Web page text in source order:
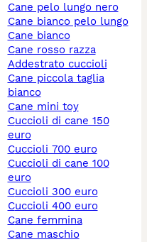
cane pelo lungo nero
cane bianco pelo lungo
cane bianco
cane rosso razza
addestrato cuccioli
cane piccola taglia
bianco
cane mini toy
cuccioli di cane 150
euro
cuccioli 700 euro
cuccioli di cane 100
euro
cuccioli 300 euro
cuccioli 400 euro
cane femmina
cane maschio